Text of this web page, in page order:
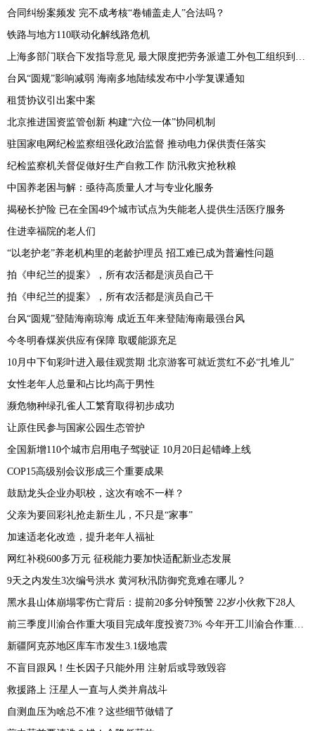
合同纠纷案频发 完不成考核“卷铺盖走人”合法吗？
铁路与地方110联动化解线路危机
上海多部门联合下发指导意见 最大限度把劳务派遣工外包工组织到工会中来
台风“圆规”影响减弱 海南多地陆续发布中小学复课通知
租赁协议引出案中案
北京推进国资监管创新 构建“六位一体”协同机制
驻国家电网纪检监察组强化政治监督 推动电力保供责任落实
纪检监察机关督促做好生产自救工作 防汛救灾抢秋粮
中国养老困与解：亟待高质量人才与专业化服务
揭秘长护险 已在全国49个城市试点为失能老人提供生活医疗服务
住进幸福院的老人们
“以老护老”养老机构里的老龄护理员 招工难已成为普遍性问题
拍《申纪兰的提案》，所有农活都是演员自己干
拍《申纪兰的提案》，所有农活都是演员自己干
台风“圆规”登陆海南琼海 成近五年来登陆海南最强台风
今冬明春煤炭供应有保障 取暖能源充足
10月中下旬彩叶进入最佳观赏期 北京游客可就近赏红不必“扎堆儿”
女性老年人总量和占比均高于男性
濒危物种绿孔雀人工繁育取得初步成功
让原住民参与国家公园生态管护
全国新增110个城市启用电子驾驶证 10月20日起错峰上线
COP15高级别会议形成三个重要成果
鼓励龙头企业办职校，这次有啥不一样？
父亲为要回彩礼抢走新生儿，不只是“家事”
加速适老化改造，提升老年人福祉
网红补税600多万元 征税能力要加快适配新业态发展
9天之内发生3次编号洪水 黄河秋汛防御究竟难在哪儿？
黑水县山体崩塌零伤亡背后：提前20多分钟预警 22岁小伙救下28人
前三季度川渝合作重大项目完成年度投资73% 今年开工川渝合作重大项目64个
新疆阿克苏地区库车市发生3.1级地震
不盲目跟风！生长因子只能外用 注射后或导致毁容
救援路上 汪星人一直与人类并肩战斗
自测血压为啥总不准？这些细节做错了